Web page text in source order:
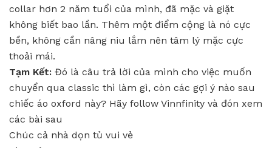
collar hơn 2 năm tuổi của mình, đã mặc và giặt
không biết bao lần. Thêm một điểm cộng là nó cực
bền, không cần nâng niu lắm nên tâm lý mặc cực
thoải mái.
Tạm Kết: Đó là câu trả lời của mình cho việc muốn
chuyển qua classic thì làm gì, còn các gợi ý nào sau
chiếc áo oxford này? Hãy follow Vinnfinity và đón xem
các bài sau
Chúc cả nhà dọn tủ vui vẻ